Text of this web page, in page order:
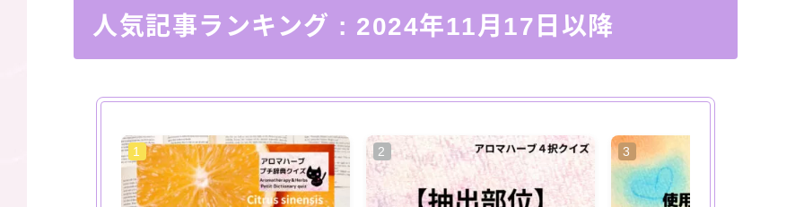
人気記事ランキング : 2024年11月17日以降